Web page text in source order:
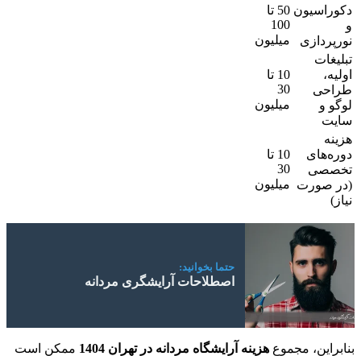
دکوراسیون
و
نورپردازی
50 تا
100
میلیون
تبلیغات
اولیه،
طراحی
لوگو و
سایت
10 تا
30
میلیون
هزینه
دوره‌های
تخصصی
(در صورت
نیاز)
10 تا
30
میلیون
حتما بخوانید:
اصطلاحات آرایشگری مردانه
بنابراین، مجموع هزینه آرایشگاه مردانه در تهران 1404 ممکن است